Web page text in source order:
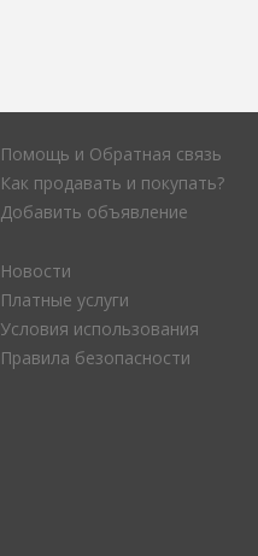
Помощь и Обратная связь
Как продавать и покупать?
Добавить объявление
Новости
Платные услуги
Условия использования
Правила безопасности